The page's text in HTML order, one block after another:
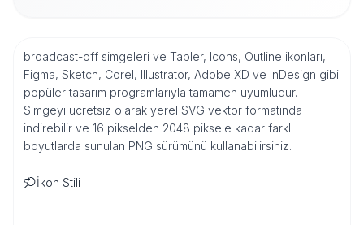
broadcast-off simgeleri ve Tabler, Icons, Outline ikonları,
Figma, Sketch, Corel, Illustrator, Adobe XD ve InDesign gibi
popüler tasarım programlarıyla tamamen uyumludur.
Simgeyi ücretsiz olarak yerel SVG vektör formatında
indirebilir ve 16 pikselden 2048 piksele kadar farklı
boyutlarda sunulan PNG sürümünü kullanabilirsiniz.
İkon Stili